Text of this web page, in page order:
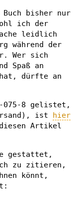
bisher nur
ich der
leidlich
während der
Wer sich
Spaß an
dürfte an
075-8 gelistet,
ist hier
diesen Artikel
gestattet,
zu zitieren,
könnt,